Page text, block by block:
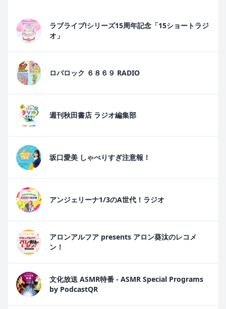
ラブライブ!シリーズ15周年記念「15ショートラジ
オ」
ロバロック ６８６９ RADIO
週刊秋田書店 ラジオ編集部
坂口愛美 しゃべりすぎ注意報！
アンジェリーナ1/3のA世代！ラジオ
アロンアルフア presents アロン葵汰のレコメ
ン！
文化放送 ASMR特番 - ASMR Special Programs
by PodcastQR